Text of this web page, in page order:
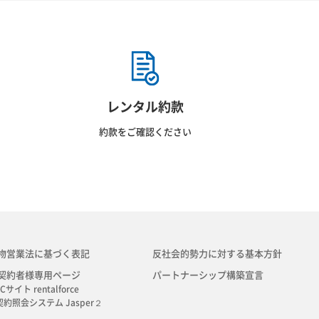
レンタル約款
約款をご確認ください
営業法に基づく表記
約者様専用ページ
サイト rentalforce
約照会システム Jasper２
反社会的勢力に対する基本方針
パートナーシップ構築宣言